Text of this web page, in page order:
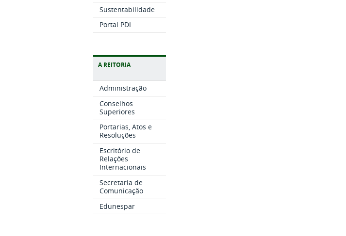
Sustentabilidade
Portal PDI
A REITORIA
Administração
Conselhos
Superiores
Portarias, Atos e
Resoluções
Escritório de
Relações
Internacionais
Secretaria de
Comunicação
Edunespar